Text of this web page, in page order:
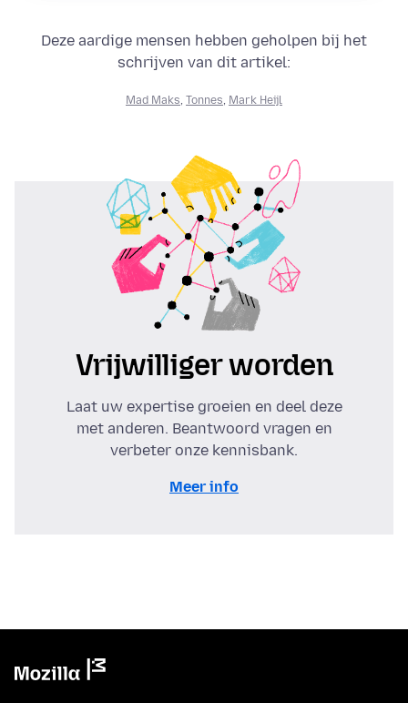
Deze aardige mensen hebben geholpen bij het
schrijven van dit artikel:
Mad Maks, Tonnes, Mark Heijl
Vrijwilliger worden
Laat uw expertise groeien en deel deze
met anderen. Beantwoord vragen en
verbeter onze kennisbank.
Meer info